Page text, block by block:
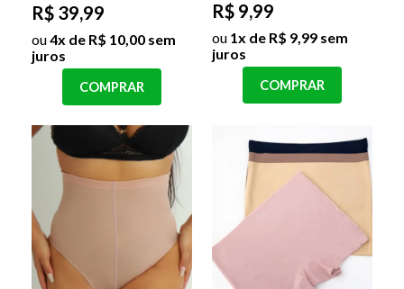
R$ 39,99
ou4x de R$ 10,00 sem
juros
COMPRAR
R$ 9,99
ou 1x de R$ 9,99 sem
juros
COMPRAR